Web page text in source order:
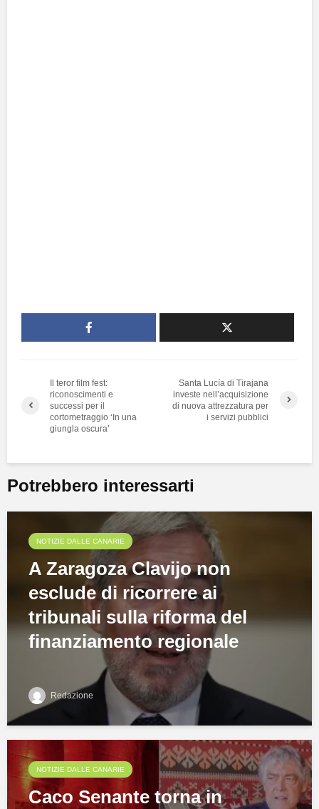
Il teror film fest:
riconoscimenti e
successi per il
cortometraggio ‘In una
giungla oscura’
Santa Lucía di Tirajana
investe nell’acquisizione
di nuova attrezzatura per
i servizi pubblici
Potrebbero interessarti
NOTIZIE DALLE CANARIE
A Zaragoza Clavijo non
esclude di ricorrere ai
tribunali sulla riforma del
finanziamento regionale
Redazione
NOTIZIE DALLE CANARIE
Caco Senante torna in